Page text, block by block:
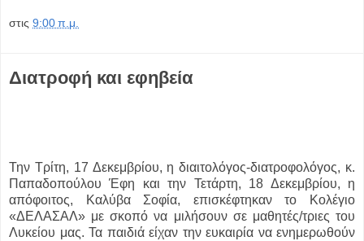
στις 9:00 π.μ.
Διατροφή και εφηβεία
Την Τρίτη, 17 Δεκεμβρίου, η διαιτολόγος-διατροφολόγος, κ.
Παπαδοπούλου Έφη και την Τετάρτη, 18 Δεκεμβρίου, η
απόφοιτος, Καλύβα Σοφία, επισκέφτηκαν το Κολέγιο
«ΔΕΛΑΣΑΛ» με σκοπό να μιλήσουν σε μαθητές/τριες του
Λυκείου μας. Τα παιδιά είχαν την ευκαιρία να ενημερωθούν